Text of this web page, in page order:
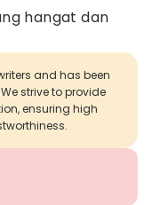
hangat dan
and has been
strive to provide
ensuring high